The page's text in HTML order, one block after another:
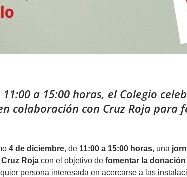
a 15:00 horas, elColegio
colaboración con Cruz Rojapara
4 de diciembre, de 11:00 a 15:00 horas, una
Cruz Rojacon el objetivo de fomentar la
persona interesada en acercarse a las